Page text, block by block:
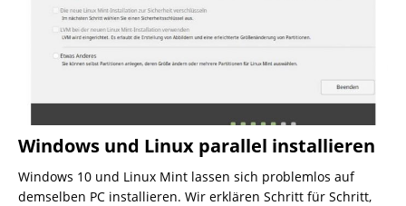
Windows und Linux parallel installieren
Windows 10 und Linux Mint lassen sich problemlos auf
demselben PC installieren. Wir erklären Schritt für Schritt,